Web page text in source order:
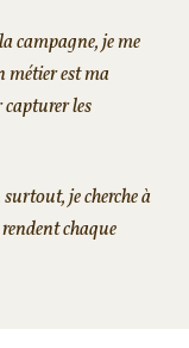
campagne, je me
est ma
les
je cherche à
chaque